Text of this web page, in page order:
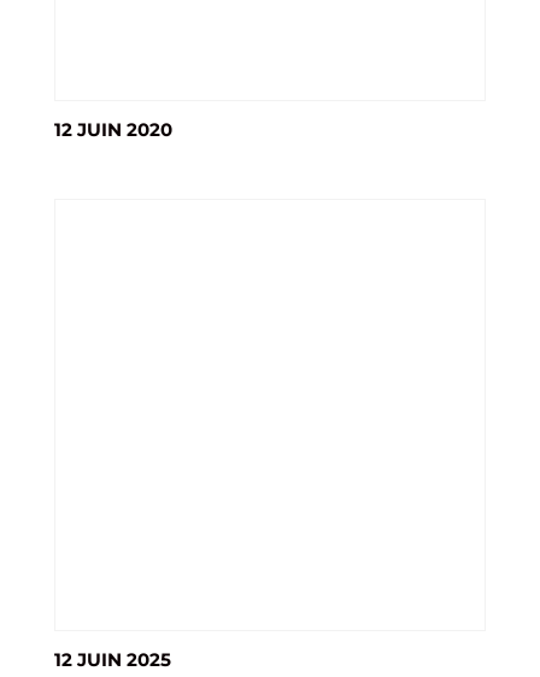
12 JUIN 2020
12 JUIN 2025